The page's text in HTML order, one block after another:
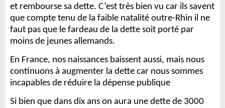
et rembourse sa dette. C’est très bien vu car ils savent
que compte tenu de la faible natalité outre-Rhin il ne
faut pas que le fardeau de la dette soit porté par
moins de jeunes allemands.
En France, nos naissances baissent aussi, mais nous
continuons à augmenter la dette car nous sommes
incapables de réduire la dépense publique
Si bien que dans dix ans on aura une dette de 3000